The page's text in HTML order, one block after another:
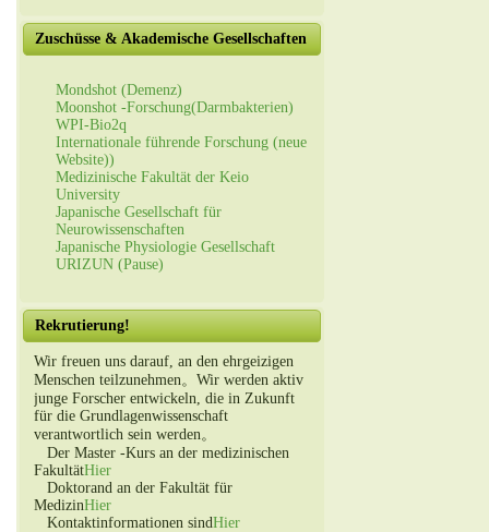
Zuschüsse & Akademische Gesellschaften
Mondshot (Demenz)
Moonshot -Forschung(Darmbakterien)
WPI-Bio2q
Internationale führende Forschung (neue
Website))
Medizinische Fakultät der Keio
University
Japanische Gesellschaft für
Neurowissenschaften
Japanische Physiologie Gesellschaft
URIZUN (Pause)
Rekrutierung!
Wir freuen uns darauf, an den ehrgeizigen
Menschen teilzunehmen。Wir werden aktiv
junge Forscher entwickeln, die in Zukunft
für die Grundlagenwissenschaft
verantwortlich sein werden。
Der Master -Kurs an der medizinischen
FakultätHier
Doktorand an der Fakultät für
MedizinHier
Kontaktinformationen sindHier